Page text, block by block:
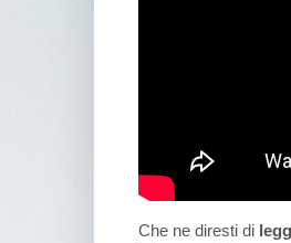
Che ne diresti di